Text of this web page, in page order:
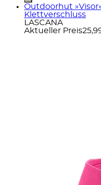
Outdoorhut
Klettverschluss
LASCANA
Aktueller Preis